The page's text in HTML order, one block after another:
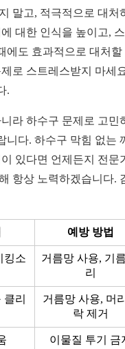
말고, 적극적으로 대처
대한 인식을 높이고,
에도 효과적으로 대처할
로 스트레스받지 마세
.
라 하수구 문제로 고민
니다. 하수구 막힘 없는
있다면 언제든지 전문
항상 노력하겠습니다.
예방 방법
킹소
거름망 사용, 기
리
리
거름망 사용, 머
락 제거
이물질 투기 금